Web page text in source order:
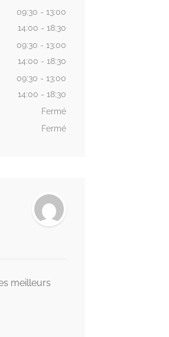
09:30 - 13:00
14:00 - 18:30
09:30 - 13:00
14:00 - 18:30
09:30 - 13:00
14:00 - 18:30
Fermé
Fermé
meilleurs